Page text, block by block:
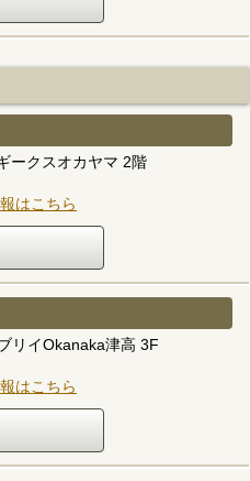
ークスオカヤマ 2階
はこちら
リイOkanaka津高 3F
はこちら